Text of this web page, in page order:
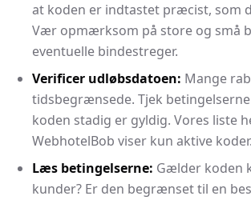
at koden er indtastet præcist, som
Vær opmærksom på store og små
eventuelle bindestreger.
Verificer udløbsdatoen: Mange
tidsbegrænsede. Tjek
koden stadig er gyldig. Vores liste
WebhotelBob viser kun aktive koder.
Læs betingelserne: Gælder koden
kunder? Er den begrænset til en